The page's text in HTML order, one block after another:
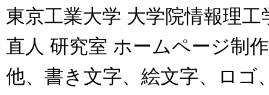
東京工業大学 大学院情報理
直人 研究室 ホームページ制作
他、書き文字、絵文字、ロ